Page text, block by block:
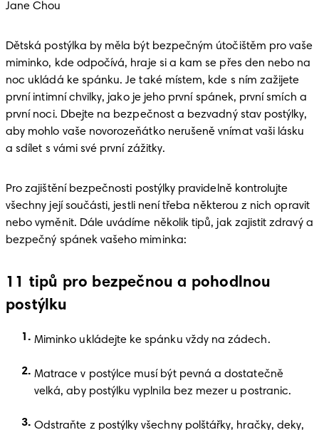
Jane Chou
Dětská postýlka by měla být bezpečným útočištěm pro vaše
miminko, kde odpočívá, hraje si a kam se přes den nebo na
noc ukládá ke spánku. Je také místem, kde s ním zažijete
první intimní chvilky, jako je jeho první spánek, první smích a
první noci. Dbejte na bezpečnost a bezvadný stav postýlky,
aby mohlo vaše novorozeňátko nerušeně vnímat vaši lásku
a sdílet s vámi své první zážitky.
Pro zajištění bezpečnosti postýlky pravidelně kontrolujte
všechny její součásti, jestli není třeba některou z nich opravit
nebo vyměnit. Dále uvádíme několik tipů, jak zajistit zdravý a
bezpečný spánek vašeho miminka:
11 tipů pro bezpečnou a pohodlnou
postýlku
Miminko ukládejte ke spánku vždy na zádech.
Matrace v postýlce musí být pevná a dostatečně
velká, aby postýlku vyplnila bez mezer u postranic.
Odstraňte z postýlky všechny polštářky, hračky, deky,